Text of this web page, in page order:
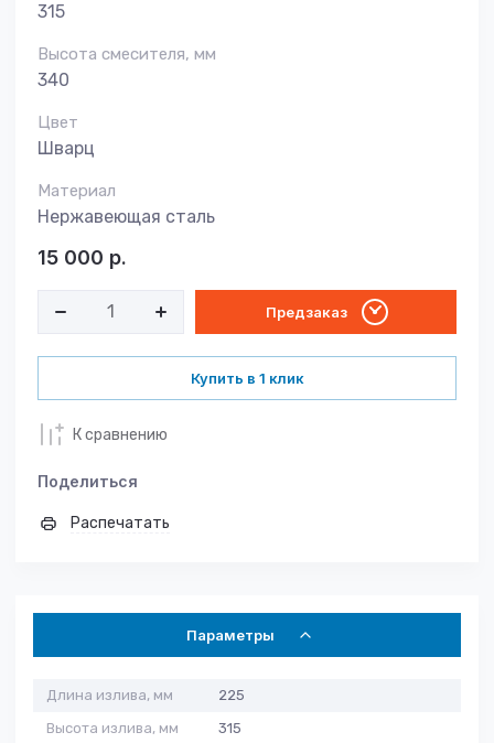
315
Высота смесителя, мм
340
Цвет
Шварц
Материал
Нержавеющая сталь
15 000 р.
Предзаказ
Купить в 1 клик
К сравнению
Поделиться
Распечатать
Параметры
Длина излива, мм
225
Высота излива, мм
315